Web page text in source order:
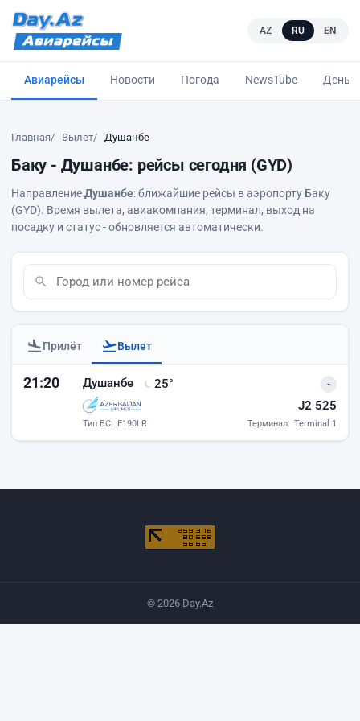
AZ RU EN
Авиарейсы Новости Погода NewsTube
Главная Вылет Душанбе
Баку - Душанбе: рейсы сегодня (GYD)
НаправлениеДушанбе: ближайшие рейсы в аэропорту Баку
(GYD). Время вылета, авиакомпания, терминал, выход на
посадку и статус - обновляется автоматически.
Прилёт Вылет
Вылеты аэропорта Баку
21:20 Душанбе
25°
J2 525
Тип ВС: E190LR Терминал: Terminal 1
-
© 2026 Day.Az